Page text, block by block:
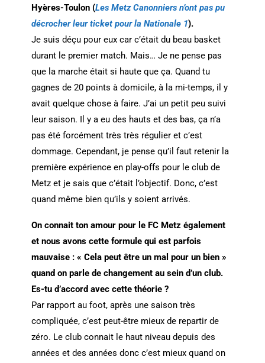
Hyères-Toulon (Les Metz Canonniers n’ont pas pu
décrocher leur ticket pour la Nationale 1).
Je suis déçu pour eux car c’était du beau basket
durant le premier match. Mais… Je ne pense pas
que la marche était si haute que ça. Quand tu
gagnes de 20 points à domicile, à la mi-temps, il y
avait quelque chose à faire. J’ai un petit peu suivi
leur saison. Il y a eu des hauts et des bas, ça n’a
pas été forcément très très régulier et c’est
dommage. Cependant, je pense qu’il faut retenir la
première expérience en play-offs pour le club de
Metz et je sais que c’était l’objectif. Donc, c’est
quand même bien qu’ils y soient arrivés.
On connait ton amour pour le FC Metz également
et nous avons cette formule qui est parfois
mauvaise : « Cela peut être un mal pour un bien »
quand on parle de changement au sein d’un club.
Es-tu d’accord avec cette théorie ?
Par rapport au foot, après une saison très
compliquée, c’est peut-être mieux de repartir de
zéro. Le club connait le haut niveau depuis des
années et des années donc c’est mieux quand on